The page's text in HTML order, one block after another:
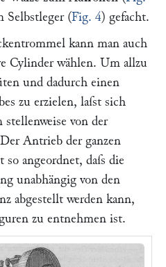
Selbstleger (Fig. 4) gefacht.
kann man auch
Cylinder wählen. Um allzu
und dadurch einen
zu erzielen, laſst sich
stellenweise von der
Antrieb der ganzen
so angeordnet, daſs die
unabhängig von den
abgestellt werden kann,
zu entnehmen ist.